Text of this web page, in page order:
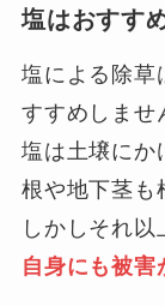
塩はおすす
塩による除草
すすめしませ
塩は土壌にか
根や地下茎も
しかしそれ以
自身にも被害